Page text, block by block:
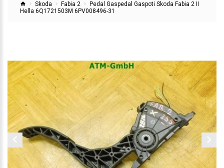
Skoda Fabia 2
Pedal Gaspedal Gaspoti Skoda Fabia 2 II
Hella 6Q1721503M 6PV008496-31